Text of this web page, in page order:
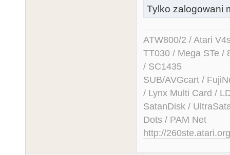
Tylko zalogowani
ATW800/2 / Atari
TT030 / Mega STe /
/ SC1435
SUB/AVGcart /
/ Lynx Multi Card /
SatanDisk /
Dots / PAM Net
http://260ste.atari.org